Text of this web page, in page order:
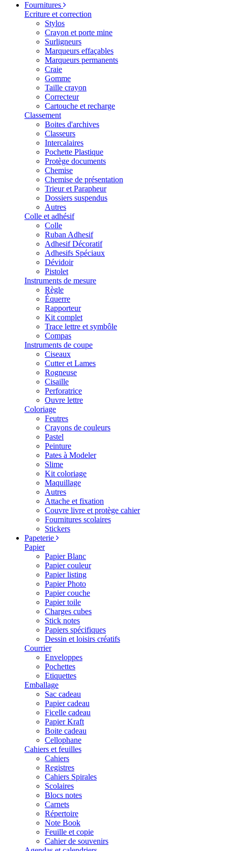
Fournitures
Ecriture et correction
Stylos
Crayon et porte mine
Surligneurs
Marqueurs effaçables
Marqueurs permanents
Craie
Gomme
Taille crayon
Correcteur
Cartouche et recharge
Classement
Boites d'archives
Classeurs
Intercalaires
Pochette Plastique
Protège documents
Chemise
Chemise de présentation
Trieur et Parapheur
Dossiers suspendus
Autres
Colle et adhésif
Colle
Ruban Adhesif
Adhesif Décoratif
Adhesifs Spéciaux
Dévidoir
Pistolet
Instruments de mesure
Règle
Équerre
Rapporteur
Kit complet
Trace lettre et symbôle
Compas
Instruments de coupe
Ciseaux
Cutter et Lames
Rogneuse
Cisaille
Perforatrice
Ouvre lettre
Coloriage
Feutres
Crayons de couleurs
Pastel
Peinture
Pates à Modeler
Slime
Kit coloriage
Maquillage
Autres
Attache et fixation
Couvre livre et protège cahier
Fournitures scolaires
Stickers
Papeterie
Papier
Papier Blanc
Papier couleur
Papier listing
Papier Photo
Papier couche
Papier toile
Charges cubes
Stick notes
Papiers spécifiques
Dessin et loisirs créatifs
Courrier
Enveloppes
Pochettes
Etiquettes
Emballage
Sac cadeau
Papier cadeau
Ficelle cadeau
Papier Kraft
Boite cadeau
Cellophane
Cahiers et feuilles
Cahiers
Registres
Cahiers Spirales
Scolaires
Blocs notes
Carnets
Répertoire
Note Book
Feuille et copie
Cahier de souvenirs